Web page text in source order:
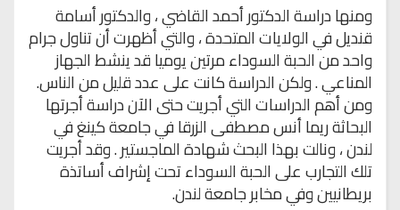
ومنها دراسة الدكتور أحمد القاضي ، والدكتور أسامة
قنديل في الولاياتالمتحدة ، والتي أظهرت أن تناول جرام
واحد من الحبة السوداء مرتين يوميا قد ينشطالجهاز
المناعي . ولكن الدراسة كانت على عدد قليل من الناس.
ومن أهمالدراسات التي أجريت حتى الآن دراسة أجرتها
البحاثة ريما أنس مصطفى الزرقا في جامعةكينغ في
لندن ، ونالت بهذا البحث شهادة الماجستير . وقد أجريت
تلك التجارب علىالحبة السوداء تحت إشراف أساتذة
بريطانيين وفي مخابر جامعة لندن.